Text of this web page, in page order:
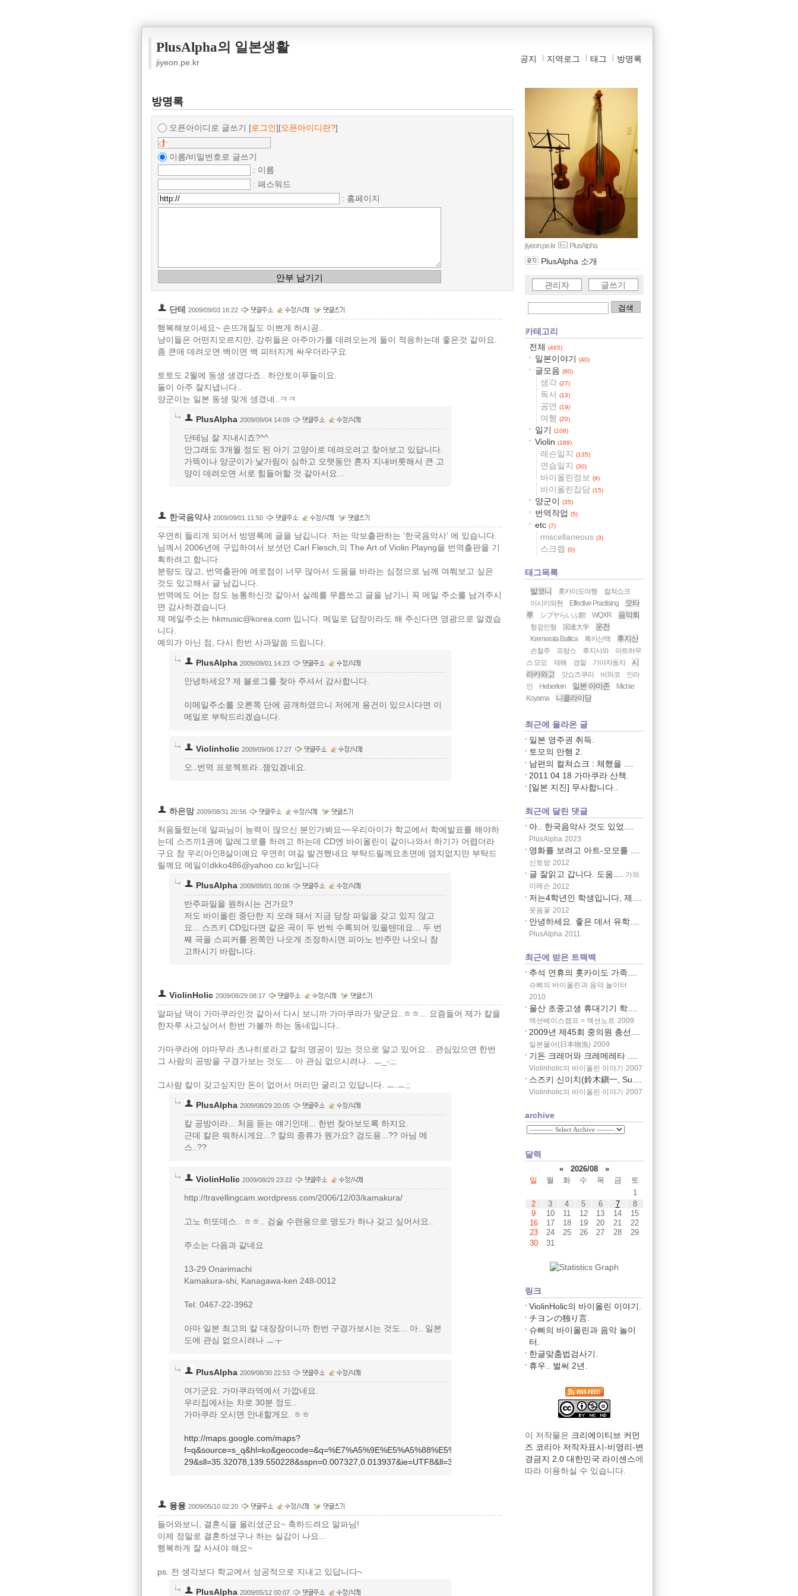
PlusAlpha의 일본생활
jiyeon.pe.kr 공지 지역로그 태그 방명록
방명록
오픈아이디로 글쓰기 [로그인][오픈아이디란?]
이름/비밀번호로 글쓰기
: 이름
: 패스워드
: 홈페이지
단테 2009/09/03 16:22
행복해보이세요~ 손뜨개질도 이쁘게 하시공..
냥이들은 어떤지모르지만, 강쥐들은 아주아가를 데려오는게 둘이 적응하는데 좋은것 같아요.
좀 큰애 데려오면 백이면 백 피터지게 싸우더라구요
토토도 2월에 동생 생겼다죠.. 하얀토이푸들이요.
둘이 아주 잘지냅니다..
양군이는 일본 동생 맞게 생겼네..ㅋㅋ
PlusAlpha 2009/09/04 14:09
단테님 잘 지내시죠?^^
안그래도 3개월 정도 된 아기 고양이로 데려오려고 찾아보고 있답니다.
가뜩이나 양군이가 낯가림이 심하고 오랫동안 혼자 지내버릇해서 큰 고
양이 데려오면 서로 힘들어할 것 같아서요...
한국음악사 2009/09/01 11:50
우연히 들리게 되어서 방명록에 글을 남깁니다. 저는 악보출판하는 '한국음악사' 에 있습니다.
님께서 2006년에 구입하여서 보셧던 Carl Flesch,의 The Art of Violin Playng을 번역출판을 기
획하려고 합니다.
분량도 많고, 번역출판에 에로점이 너무 많아서 도움을 바라는 심정으로 님께 여쭤보고 싶은
것도 있고해서 글 남깁니다.
번역에도 어는 정도 능통하신것 같아서 실례를 무릅쓰고 글을 남기니 꼭 메일 주소를 남겨주시
면 감사하겠습니다.
제 메일주소는 hkmusic@korea.com 입니다. 메일로 답장이라도 해 주신다면 영광으로 알겠습
니다.
예의가 아닌 점, 다시 한번 사과말씀 드립니다.
PlusAlpha 2009/09/01 14:23
안녕하세요? 제 블로그를 찾아 주셔서 감사합니다.
이메일주소를 오른쪽 단에 공개하였으니 저에게 용건이 있으시다면 이
메일로 부탁드리겠습니다.
Violinholic 2009/09/06 17:27
오..번역 프로젝트라..잼있겠네요.
하은맘 2009/08/31 20:56
처음들렸는데 알파님이 능력이 많으신 분인가봐요~~우리아이가 학교에서 학예발표를 해야하
는데 스즈끼1권에 알레그로를 하려고 하는데 CD엔 바이올린이 같이나와서 하기가 어렵더라
구요 참 우리아인8살이예요 우연히 여길 발견했네요 부탁드릴께요초면에 염치없지만 부탁드
릴께요 메일이dkko486@yahoo.co.kr입니다
PlusAlpha 2009/09/01 00:06
반주파일을 원하시는 건가요?
저도 바이올린 중단한 지 오래 돼서 지금 당장 파일을 갖고 있지 않고
요... 스즈키 CD있다면 같은 곡이 두 번씩 수록되어 있을텐데요... 두 번
째 곡을 스피커를 왼쪽만 나오게 조정하시면 피아노 반주만 나오니 참
고하시기 바랍니다.
ViolinHolic 2009/08/29 08:17
알파남 댁이 가마쿠라인것 같아서 다시 보니까 가마쿠라가 맞군요..ㅎㅎ... 요즘들어 제가 칼을
한자루 사고싶어서 한번 가볼까 하는 동네입니다..
가마쿠라에 야마무라 츠나히로라고 칼의 명공이 있는 것으로 알고 있어요... 관심있으면 한번
그 사람의 공방을 구경가보는 것도.... 아 관심 없으시려나.. ㅡ_-;;;
그사람 칼이 갖고싶지만 돈이 없어서 머리만 굴리고 있답니다. ㅡ.ㅡ;;
PlusAlpha 2009/08/29 20:05
칼 공방이라... 처음 듣는 얘기인데... 한번 찾아보도록 하지요.
근데 칼은 뭐하시게요...? 칼의 종류가 뭔가요? 검도용...?? 아님 메
스..??
ViolinHolic 2009/08/29 23:22
http://travellingcam.wordpress.com/2006/12/03/kamakura/
고노 히또데스.. ㅎㅎ.. 검술 수련용으로 명도가 하나 갖고 싶어서요..
주소는 다음과 같네요
13-29 Onarimachi
Kamakura-shi, Kanagawa-ken 248-0012
Tel: 0467-22-3962
아마 일본 최고의 칼 대장장이니까 한번 구경가보시는 것도... 아.. 일본
도에 관심 없으시려나 ㅡㅜ
PlusAlpha 2009/08/30 22:53
여기군요. 가마쿠라역에서 가깝네요.
우리집에서는 차로 30분 정도..
가마쿠라 오시면 안내할게요. ㅎㅎ
http://maps.google.com/maps?
29&sll=35.32078,139.550228&sspn=0.007327,0.013937&ie=UTF8&ll=35.320728,139.550174&spn=0.007327,0.013937&z=17&iwloc=A
융융 2009/05/10 02:20
들어와보니, 결혼식을 올리셨군요~ 축하드려요 알파님!
이제 정말로 결혼하셨구나 하는 실감이 나요...
행복하게 잘 사셔야 해요~
ps. 전 생각보다 학교에서 성공적으로 지내고 있답니다~
PlusAlpha 2009/05/12 00:07
jiyeon.pe.kr PlusAlpha
PlusAlpha 소개
관리자 글쓰기
카테고리
전체
(465)
일본이야기 (40)
글모음 (80)
생각 (27)
독서 (13)
공연 (19)
여행 (20)
일기 (108)
Violin (189)
레슨일지 (135)
연습일지 (30)
바이올린정보 (9)
바이올린잡담 (15)
양군이 (35)
번역작업 (5)
etc (7)
miscellaneous (3)
스크랩 (0)
태그목록
발코니 홋카이도여행
컬쳐쇼크
이시카와현
Effective Practising
오타
루
シブヤらいぶ館 WQXR 음악회
헝겊인형 国連大学 운전
Kremerata Baltica 록키산맥 후지산
손철주 프랑스 후지사와
아트하우
스 모모
재해 경찰 기아자동차
시
라카와고
갓쇼즈쿠리 비와코
인라
인
Heberlein 일본 아마존
Michie
Koyama
니콜라이당
최근에 올라온 글
일본 영주권 취득.
토모의 만행 2.
남편의 컬쳐쇼크 : 체했을 ....
2011 04 18 가마쿠라 산책.
[일본 지진] 무사합니다..
최근에 달린 댓글
아.. 한국음악사 것도 있었....
PlusAlpha 2023
영화를 보려고 아트-모모를 ....
신토방 2012
글 잘읽고 갑니다. 도움.... 가와
이레슨 2012
저는4학년인 학생입니다, 제....
웃음꽃 2012
안녕하세요. 좋은 데서 유학....
PlusAlpha 2011
최근에 받은 트랙백
추석 연휴의 홋카이도 가족....
슈삐의 바이올린과 음악 놀이터
2010
울산 초중고생 휴대기기 학....
액션베이스캠프 = 액션노트 2009
2009년 제45회 중의원 총선....
일본물어(日本物漁) 2009
기돈 크레머와 크레메레타 ....
Violinholic의 바이올린 이야기 2007
스즈키 신이치(鈴木鎭一, Su....
Violinholic의 바이올린 이야기 2007
archive
달력
«
2026/08
»
일
월 화 수 목 금
토
1
2
3 4 5 6 7
8
9
10 11 12 13 14
15
16
17 18 19 20 21
22
23
24 25 26 27 28
29
30
31
링크
ViolinHolic의 바이올린 이야기.
チヨンの独り言.
슈삐의 바이올린과 음악 놀이
터.
한글맞춤법검사기.
휴우.. 벌써 2년.
이 저작물은 크리에이티브 커먼
즈 코리아 저작자표시-비영리-변
경금지 2.0 대한민국 라이센스에
따라 이용하실 수 있습니다.